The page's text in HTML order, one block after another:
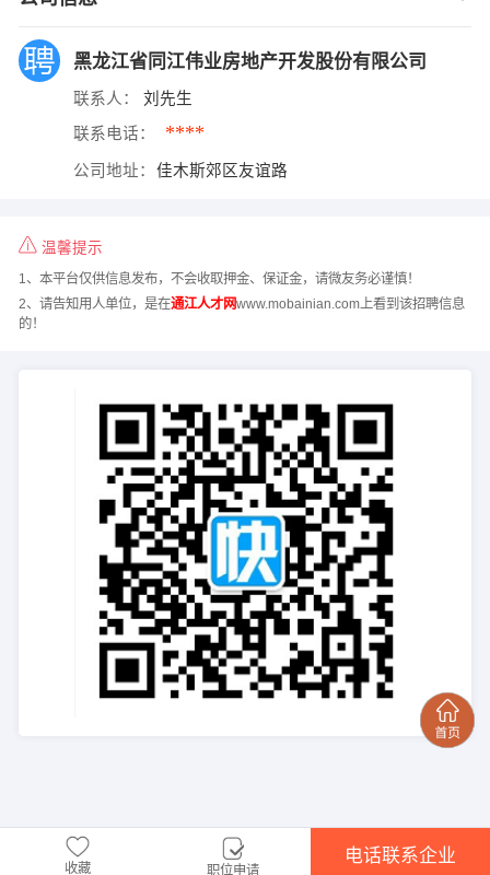
黑龙江省同江伟业房地产开发股份有限公司
联系人： 刘先生
联系电话： ****
公司地址： 佳木斯郊区友谊路
温馨提示
1、本平台仅供信息发布，不会收取押金、保证金，请微友务必谨慎！
2、请告知用人单位，是在通江人才网www.mobainian.com上看到该招聘信息
的！
收藏 职位申请
电话联系企业